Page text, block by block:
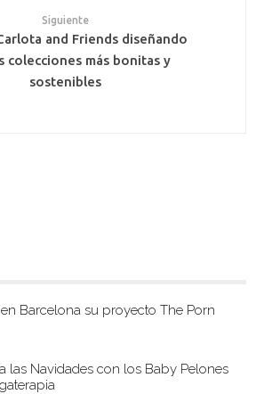
Siguiente
and Friends diseñando
colecciones más bonitas y
sostenibles
Barcelona su proyecto The Porn
las Navidades con los Baby Pelones